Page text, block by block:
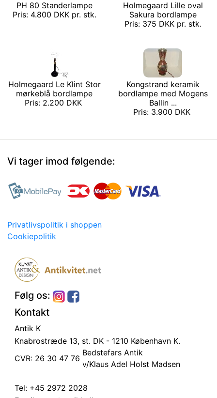
PH 80 Standerlampe
Pris: 4.800 DKK pr. stk.
Holmegaard Lille oval
Sakura bordlampe
Pris: 375 DKK pr. stk.
Holmegaard Le Klint Stor
mørkeblå bordlampe
Pris: 2.200 DKK
Kongstrand keramik
bordlampe med Mogens
Ballin ...
Pris: 3.900 DKK
Vi tager imod følgende:
Privatlivspolitik i shoppen
Cookiepolitik
Følg os:
Kontakt
Antik K
Knabrostræde 13, st. DK - 1210 København K.
CVR: 26 30 47 76
Bedstefars Antik
v/Klaus Adel Holst Madsen
Tel: +45 2972 2028